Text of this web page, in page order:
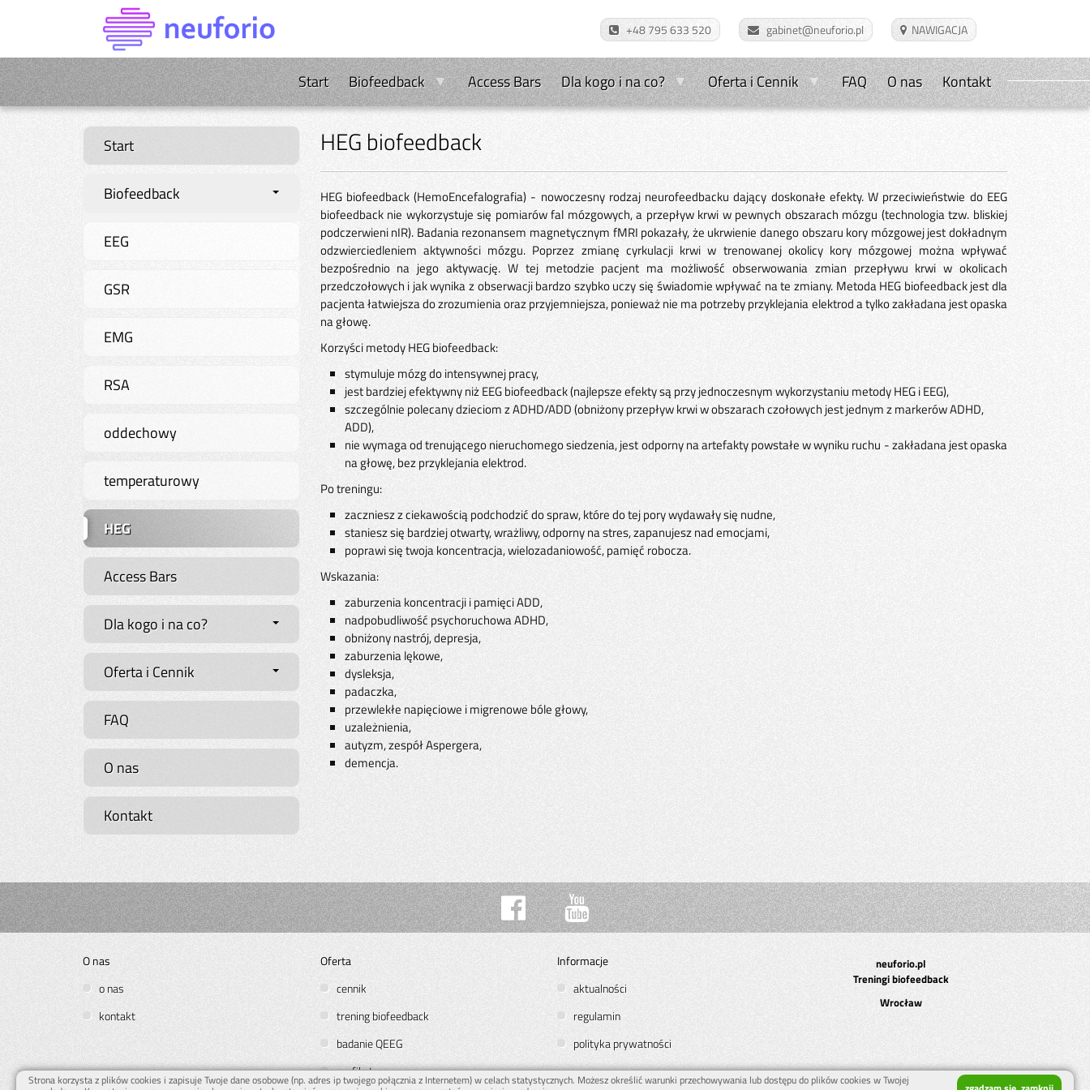
+48 795 633 520 gabinet@neuforio.pl
Start Biofeedback Access Bars Dla kogo i na co? Oferta i Cennik FAQ O nas Kontakt
Start
Biofeedback
EEG
GSR
EMG
RSA
oddechowy
temperaturowy
HEG
Access Bars
Dla kogo i na co?
Oferta i Cennik
FAQ
O nas
Kontakt
HEG biofeedback
HEG biofeedback (HemoEncefalografia) - nowoczesny rodzaj neurofeedbacku dający doskonałe efekty. W przeciwieństwie do EEG
biofeedback nie wykorzystuje się pomiarów fal mózgowych, a przepływ krwi w pewnych obszarach mózgu (technologia tzw. bliskiej
podczerwieni nIR). Badania rezonansem magnetycznym fMRI pokazały, że ukrwienie danego obszaru kory mózgowej jest dokładnym
odzwierciedleniem aktywności mózgu. Poprzez zmianę cyrkulacji krwi w trenowanej okolicy kory mózgowej można wpływać
bezpośrednio na jego aktywację. W tej metodzie pacjent ma możliwość obserwowania zmian przepływu krwi w okolicach
przedczołowych i jak wynika z obserwacji bardzo szybko uczy się świadomie wpływać na te zmiany. Metoda HEG biofeedback jest dla
pacjenta łatwiejsza do zrozumienia oraz przyjemniejsza, ponieważ nie ma potrzeby przyklejania elektrod a tylko zakładana jest opaska
na głowę.
Korzyści metody HEG biofeedback:
stymuluje mózg do intensywnej pracy,
jest bardziej efektywny niż EEG biofeedback (najlepsze efekty są przy jednoczesnym wykorzystaniu metody HEG i EEG),
szczególnie polecany dzieciom z ADHD/ADD (obniżony przepływ krwi w obszarach czołowych jest jednym z markerów ADHD,
ADD),
nie wymaga od trenującego nieruchomego siedzenia, jest odporny na artefakty powstałe w wyniku ruchu - zakładana jest opaska
na głowę, bez przyklejania elektrod.
Po treningu:
zaczniesz z ciekawością podchodzić do spraw, które do tej pory wydawały się nudne,
staniesz się bardziej otwarty, wrażliwy, odporny na stres, zapanujesz nad emocjami,
poprawi się twoja koncentracja, wielozadaniowość, pamięć robocza.
Wskazania:
zaburzenia koncentracji i pamięci ADD,
nadpobudliwość psychoruchowa ADHD,
obniżony nastrój, depresja,
zaburzenia lękowe,
dysleksja,
padaczka,
przewlekłe napięciowe i migrenowe bóle głowy,
uzależnienia,
autyzm, zespół Aspergera,
demencja.
O nas
o nas
kontakt
Oferta
cennik
trening biofeedback
badanie QEEG
profil stresu
Informacje
aktualności
regulamin
polityka prywatności
neuforio.pl
Treningi biofeedback
Wrocław
Strona korzysta z plików cookies i zapisuje Twoje dane osobowe (np. adres ip twojego połącznia z Internetem) w celach statystycznych. Możesz określić warunki przechowywania lub dostępu do plików cookies w Twojej